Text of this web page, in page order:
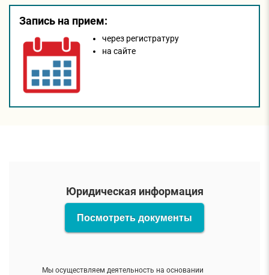
Запись на прием:
через регистратуру
на сайтe
Юридическая информация
Посмотреть документы
Мы осуществляем деятельность на основании